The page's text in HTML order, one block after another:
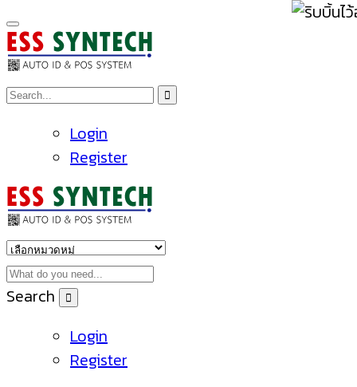
Login
Register
Search
Login
Register